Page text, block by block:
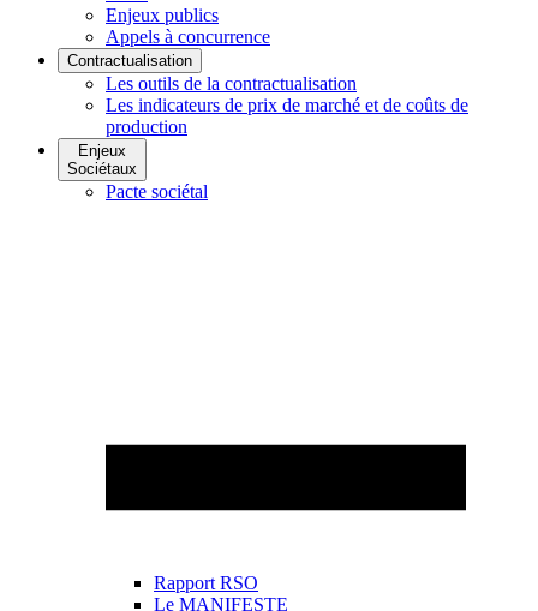
Enjeux publics
Appels à concurrence
Contractualisation
Les outils de la contractualisation
Les indicateurs de prix de marché et de coûts de
production
Enjeux
Sociétaux
Pacte sociétal
Rapport RSO
Le MANIFESTE